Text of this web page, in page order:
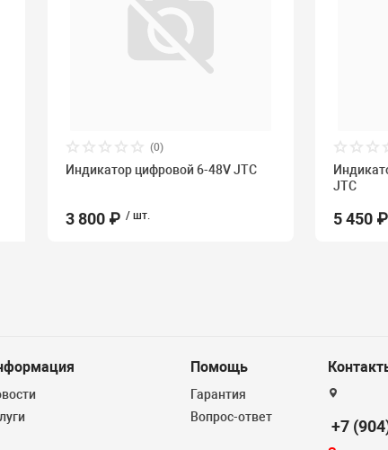
(0)
Индикатор цифровой 6-48V JTC
3 800 ₽ / шт.
JTC
5 450 ₽
Помощь
Гарантия
Вопрос-ответ
+7